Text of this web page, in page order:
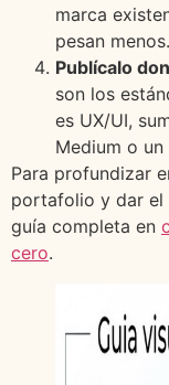
marca
pesan menos.
Publícalo
son los
es UX/UI,
Medium o
Para profundizar
portafolio y dar el
guía completa en
cero.